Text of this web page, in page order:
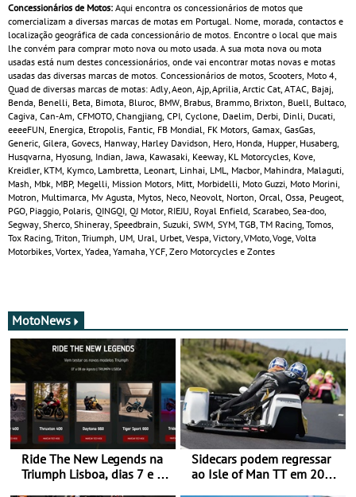
Concessionários de Motos: Aqui encontra os concessionários de motos que
comercializam a diversas marcas de motas em Portugal. Nome, morada, contactos e
localização geográfica de cada concessionário de motos. Encontre o local que mais
lhe convém para comprar moto nova ou moto usada. A sua mota nova ou mota
usadas está num destes concessionários, onde vai encontrar motas novas e motas
usadas das diversas marcas de motos. Concessionários de motos, Scooters, Moto 4,
Quad de diversas marcas de motas: Adly, Aeon, Ajp, Aprilia, Arctic Cat, ATAC, Bajaj,
Benda, Benelli, Beta, Bimota, Bluroc, BMW, Brabus, Brammo, Brixton, Buell, Bultaco,
Cagiva, Can‑Am, CFMOTO, Changjiang, CPI, Cyclone, Daelim, Derbi, Dinli, Ducati,
eeeeFUN, Energica, Etropolis, Fantic, FB Mondial, FK Motors, Gamax, GasGas,
Generic, Gilera, Govecs, Hanway, Harley Davidson, Hero, Honda, Hupper, Husaberg,
Husqvarna, Hyosung, Indian, Jawa, Kawasaki, Keeway, KL Motorcycles, Kove,
Kreidler, KTM, Kymco, Lambretta, Leonart, Linhai, LML, Macbor, Mahindra, Malaguti,
Mash, Mbk, MBP, Megelli, Mission Motors, Mitt, Morbidelli, Moto Guzzi, Moto Morini,
Motron, Multimarca, Mv Agusta, Mytos, Neco, Neovolt, Norton, Orcal, Ossa, Peugeot,
PGO, Piaggio, Polaris, QINGQI, QJ Motor, RIEJU, Royal Enfield, Scarabeo, Sea-doo,
Segway, Sherco, Shineray, Speedbrain, Suzuki, SWM, SYM, TGB, TM Racing, Tomos,
Tox Racing, Triton, Triumph, UM, Ural, Urbet, Vespa, Victory, VMoto, Voge, Volta
Motorbikes, Vortex, Yadea, Yamaha, YCF, Zero Motorcycles e Zontes
MotoNews
Ride The New Legends na
Triumph Lisboa, dias 7 e 8
Sidecars podem regressar
ao Isle of Man TT em 2027